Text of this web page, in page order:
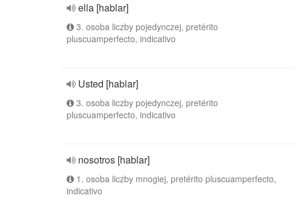
ella [hablar]
3. osoba liczby pojedynczej, pretérito
pluscuamperfecto, indicativo
Usted [hablar]
3. osoba liczby pojedynczej, pretérito
pluscuamperfecto, indicativo
nosotros [hablar]
1. osoba liczby mnogiej, pretérito pluscuamperfecto,
indicativo